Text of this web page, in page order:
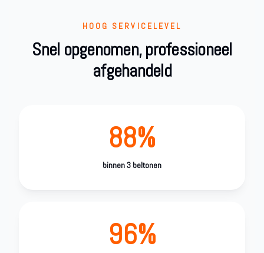
HOOG SERVICELEVEL
Snel opgenomen, professioneel
afgehandeld
88%
binnen 3 beltonen
96%